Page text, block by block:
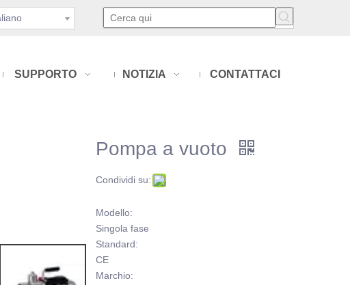
SUPPORTO NOTIZIA CONTATTACI
Pompa a vuoto
Condividi su:
Modello:
Singola fase
Standard:
CE
Marchio: